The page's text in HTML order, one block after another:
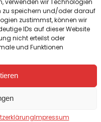
zu speichern und/oder darauf
zustimmst, können wir
IDs auf dieser Website
nicht erteilst oder
und Funktionen
Impressum
sind im